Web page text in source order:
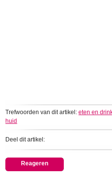
Trefwoorden van dit artikel:eten en
huid
Deel dit artikel:
Reageren